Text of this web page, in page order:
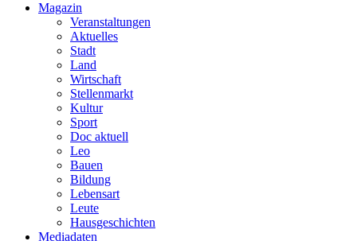
Magazin
Veranstaltungen
Aktuelles
Stadt
Land
Wirtschaft
Stellenmarkt
Kultur
Sport
Doc aktuell
Leo
Bauen
Bildung
Lebensart
Leute
Hausgeschichten
Mediadaten